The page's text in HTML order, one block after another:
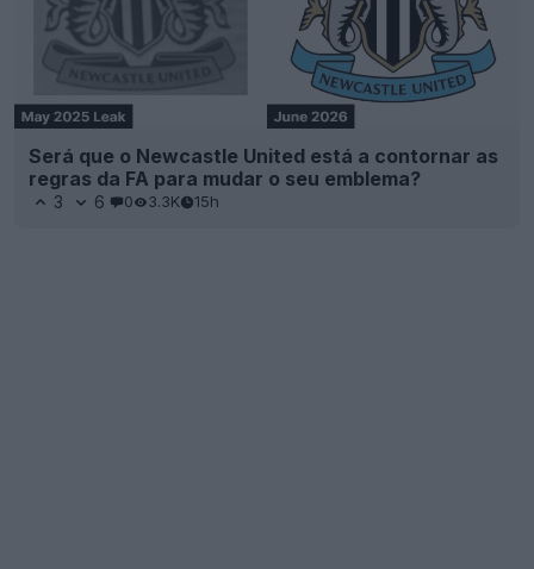
Será que o Newcastle United está a contornar as
regras da FA para mudar o seu emblema?
3 6 0 3.3K 15h